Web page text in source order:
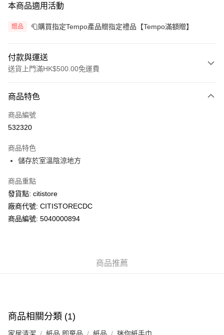
本商品適用活動
贈品 🧻購買指定Tempo產品贈指定禮品【Tempo滿額贈】
付款與運送
送貨上門滿HK$500.00免運費
信用卡
AlipayHK
WeChat Pay
送貨方式
送貨上門 (不支援順豐自取點及智能櫃)
商品特色
商品編號
532320
商品特色
儲存於室溫陰涼地方
商品重點
發貨點: citistore
廠商代號: CITISTORECDC
商品編號: 5040000894
商品推薦
商品相關分類 (1)